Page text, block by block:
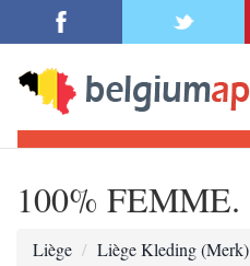
100% FEMME.
Liège Liège Kleding (Merk)